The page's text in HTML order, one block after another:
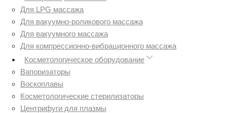
Для LPG массажа
Для вакуумно-роликового массажа
Для вакуумного массажа
Для компрессионно-вибрационного массажа
Косметологическое оборудование
Вапоризаторы
Воскоплавы
Косметологические стерилизаторы
Центрифуги для плазмы